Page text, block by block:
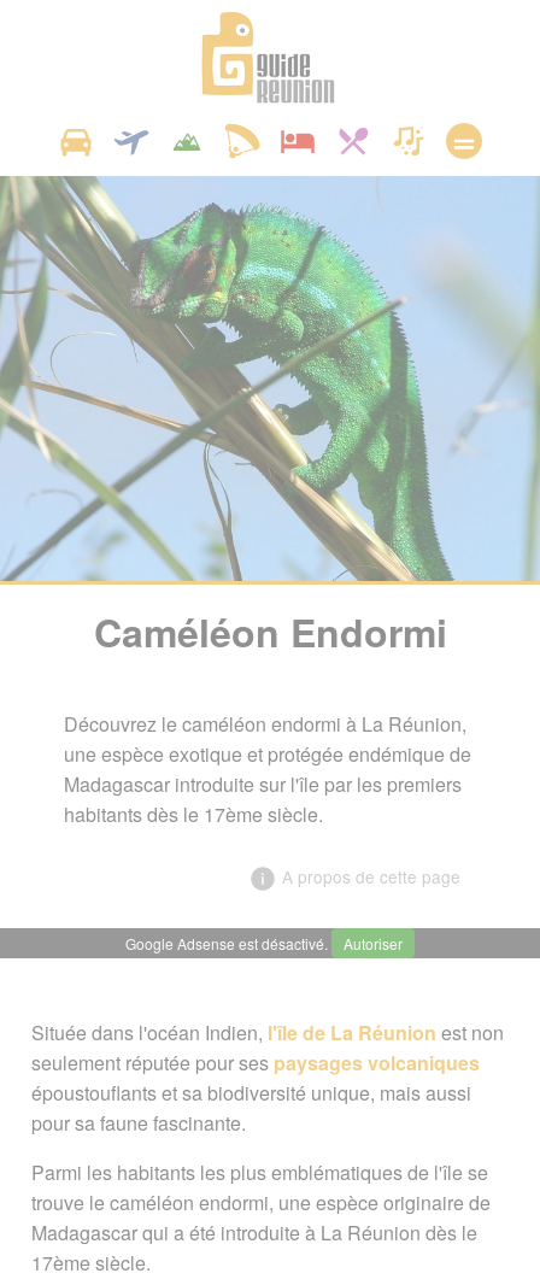
Caméléon Endormi
Découvrez le caméléon endormi à La Réunion,
une espèce exotique et protégée endémique de
Madagascar introduite sur l'île par les premiers
habitants dès le 17ème siècle.
A propos de cette page
Un camouflage spectaculaire
Photos
Où peut-on observer des endormis ?
L'endormi de La Réunion : une
Google Adsense est désactivé. Autoriser
Située dans l'océan Indien, l'île de La Réunion est non
seulement réputée pour ses paysages volcaniques
époustouflants et sa biodiversité unique, mais aussi
pour sa faune fascinante.
Parmi les habitants les plus emblématiques de l'île se
trouve le caméléon endormi, une espèce originaire de
Madagascar qui a été introduite à La Réunion dès le
17ème siècle.
Panneau de gestion des cookies